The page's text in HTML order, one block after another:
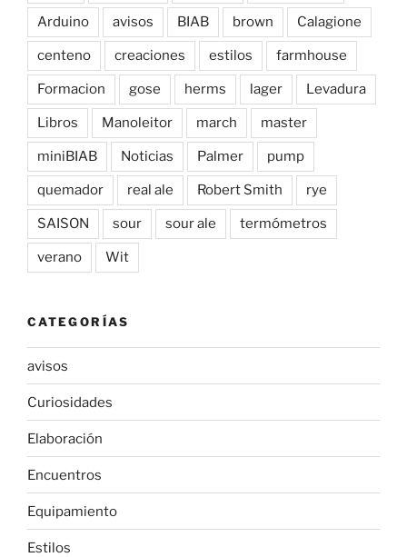
Arduino avisos BIAB brown Calagione
centeno creaciones estilos farmhouse
Formacion gose herms lager Levadura
Libros Manoleitor march master
miniBIAB Noticias Palmer pump
quemador real ale Robert Smith rye
SAISON sour sour ale termómetros
verano Wit
CATEGORÍAS
avisos
Curiosidades
Elaboración
Encuentros
Equipamiento
Estilos